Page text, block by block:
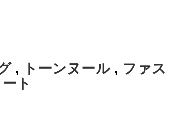
, トーンヌール , ファス
ト